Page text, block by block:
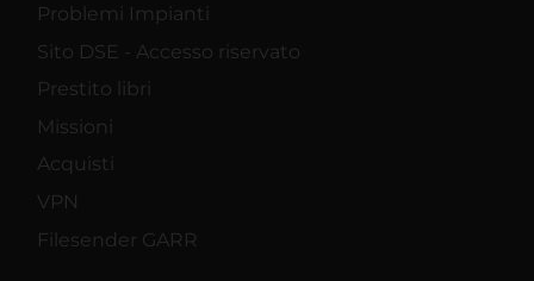
Problemi Impianti
Sito DSE - Accesso riservato
Prestito libri
Missioni
Acquisti
VPN
Filesender GARR